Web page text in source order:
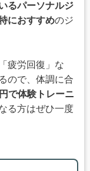
るパーソナルジ
におすすめのジ
疲労回復」な
ので、体調に合
で体験トレーニ
る方はぜひ一度